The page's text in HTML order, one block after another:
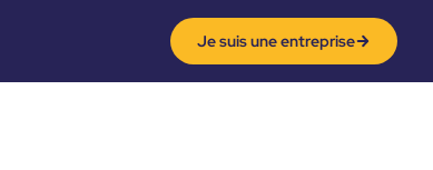
Je suis une entreprise